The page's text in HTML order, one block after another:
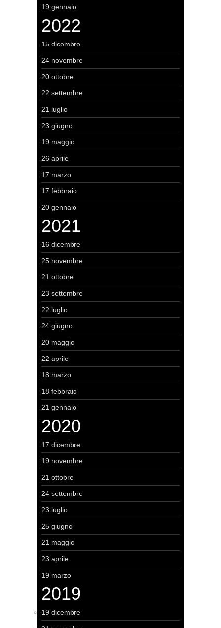
19 gennaio
2022
15 dicembre
24 novembre
20 ottobre
22 settembre
21 luglio
23 giugno
19 maggio
26 aprile
17 marzo
17 febbraio
20 gennaio
2021
16 dicembre
25 novembre
21 ottobre
23 settembre
22 luglio
24 giugno
20 maggio
22 aprile
18 marzo
18 febbraio
21 gennaio
2020
17 dicembre
19 novembre
21 ottobre
24 settembre
23 luglio
25 giugno
21 maggio
23 aprile
19 marzo
2019
19 dicembre